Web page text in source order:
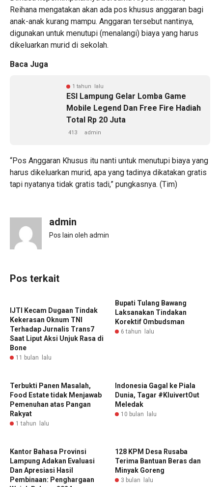
Reihana mengatakan akan ada pos khusus anggaran bagi
anak-anak kurang mampu. Anggaran tersebut nantinya,
digunakan untuk menutupi (menalangi) biaya yang harus
dikeluarkan murid di sekolah.
Baca Juga
1 tahun lalu
ESI Lampung Gelar Lomba Game
Mobile Legend Dan Free Fire Hadiah
Total Rp 20 Juta
413 admin
“Pos Anggaran Khusus itu nanti untuk menutupi biaya yang
harus dikeluarkan murid, apa yang tadinya dikatakan gratis
tapi nyatanya tidak gratis tadi,” pungkasnya. (Tim)
admin
Pos lain oleh admin
Pos terkait
‎IJTI Kecam Dugaan Tindak
Kekerasan ‎Oknum TNI
Terhadap Jurnalis Trans7
Saat Liput Aksi Unjuk Rasa di
Bone
11 bulan lalu
Bupati Tulang Bawang
Laksanakan Tindakan
Korektif Ombudsman
6 tahun lalu
Terbukti Panen Masalah,
Food Estate tidak Menjawab
Pemenuhan atas Pangan
Rakyat
1 tahun lalu
‎Indonesia Gagal ke Piala
Dunia, Tagar #KluivertOut
Meledak
10 bulan lalu
Kantor Bahasa Provinsi
Lampung Adakan Evaluasi
Dan Apresiasi Hasil
Pembinaan: Penghargaan
128 KPM Desa Rusaba
Terima Bantuan Beras dan
Minyak Goreng
3 bulan lalu